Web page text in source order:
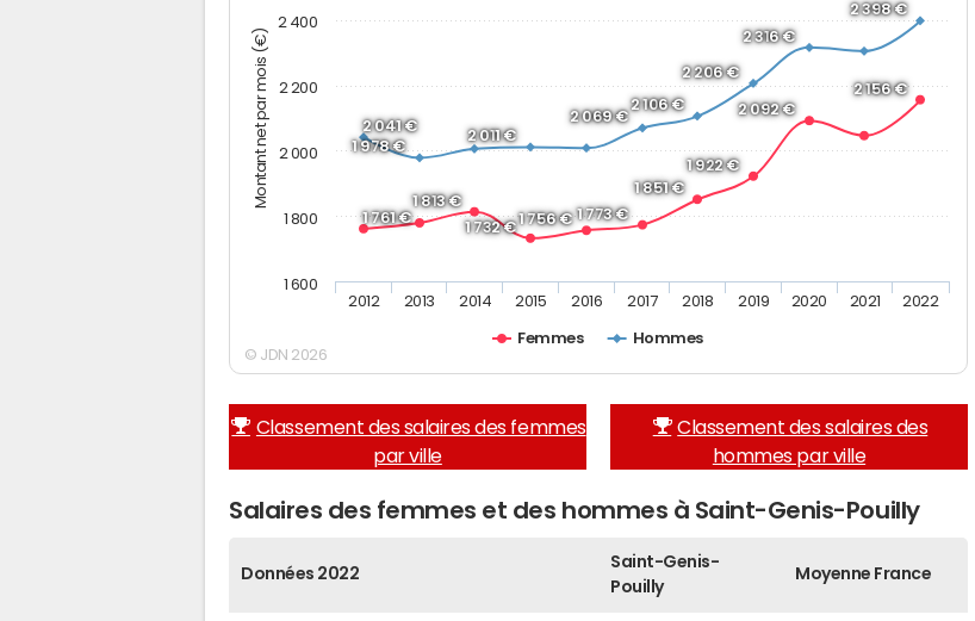
Montant net par mois (€)
1 761 €
1 813 €
1 732 €
1 756 € 1 773 €
1 851 €
1 922 €
2 092 €
2 156 €
2 041 €
1 978 €
2 011 €
2 069 €
2 106 €
2 206 €
2 316 €
2 398 €
Femmes Hommes
2012 2013 2014 2015 2016 2017 2018 2019 2020 2021 2022
1 600
1 800
2 000
2 200
2 400
© JDN 2026
Classement des salaires des femmes
par ville
Classement des salaires des
hommes par ville
Salaires des femmes et des hommes à Saint-Genis-Pouilly
Données 2022
Saint-Genis-
Pouilly
Moyenne France